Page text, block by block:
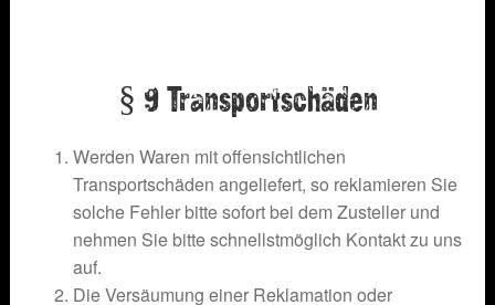
§ 9 Transportschäden
Werden Waren mit offensichtlichen
Transportschäden angeliefert, so reklamieren Sie
solche Fehler bitte sofort bei dem Zusteller und
nehmen Sie bitte schnellstmöglich Kontakt zu uns
auf.
Die Versäumung einer Reklamation oder